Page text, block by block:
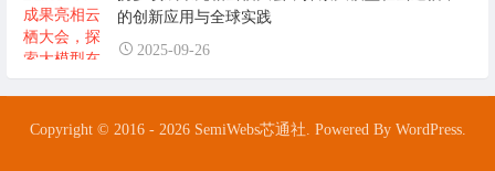
的创新应用与全球实践
2025-09-26
Copyright © 2016 - 2026 SemiWebs芯通社. Powered By WordPress.